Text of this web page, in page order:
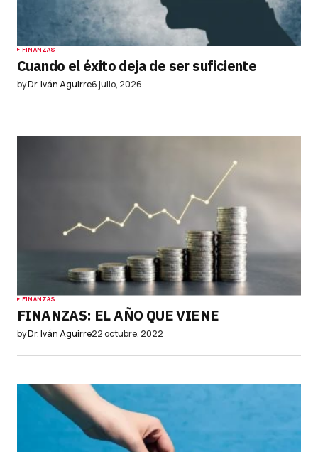
FINANZAS
Cuando el éxito deja de ser suficiente
byDr. Iván Aguirre6 julio, 2026
FINANZAS
FINANZAS: EL AÑO QUE VIENE
byDr. Iván Aguirre22 octubre, 2022